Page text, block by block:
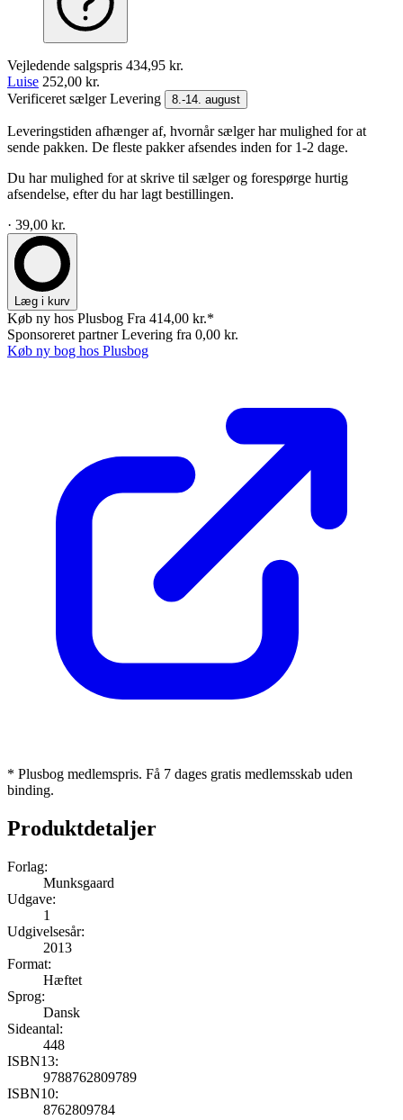
Vejledende salgspris 434,95 kr.
Luise 252,00 kr.
Verificeret sælgerLevering 8.-14. august
Leveringstiden afhænger af, hvornår sælger har mulighed for at
sende pakken. De fleste pakker afsendes inden for 1-2 dage.
Du har mulighed for at skrive til sælger og forespørge hurtig
afsendelse, efter du har lagt bestillingen.
· 39,00 kr.
Læg i kurv
Køb ny hos Plusbog Fra 414,00 kr.*
Sponsoreret partnerLevering fra 0,00 kr.
Køb ny bog hos Plusbog
* Plusbog medlemspris. Få 7 dages gratis medlemsskab uden
binding.
Produktdetaljer
Forlag:
Munksgaard
Udgave:
1
Udgivelsesår:
2013
Format:
Hæftet
Sprog:
Dansk
Sideantal:
448
ISBN13:
9788762809789
ISBN10:
8762809784